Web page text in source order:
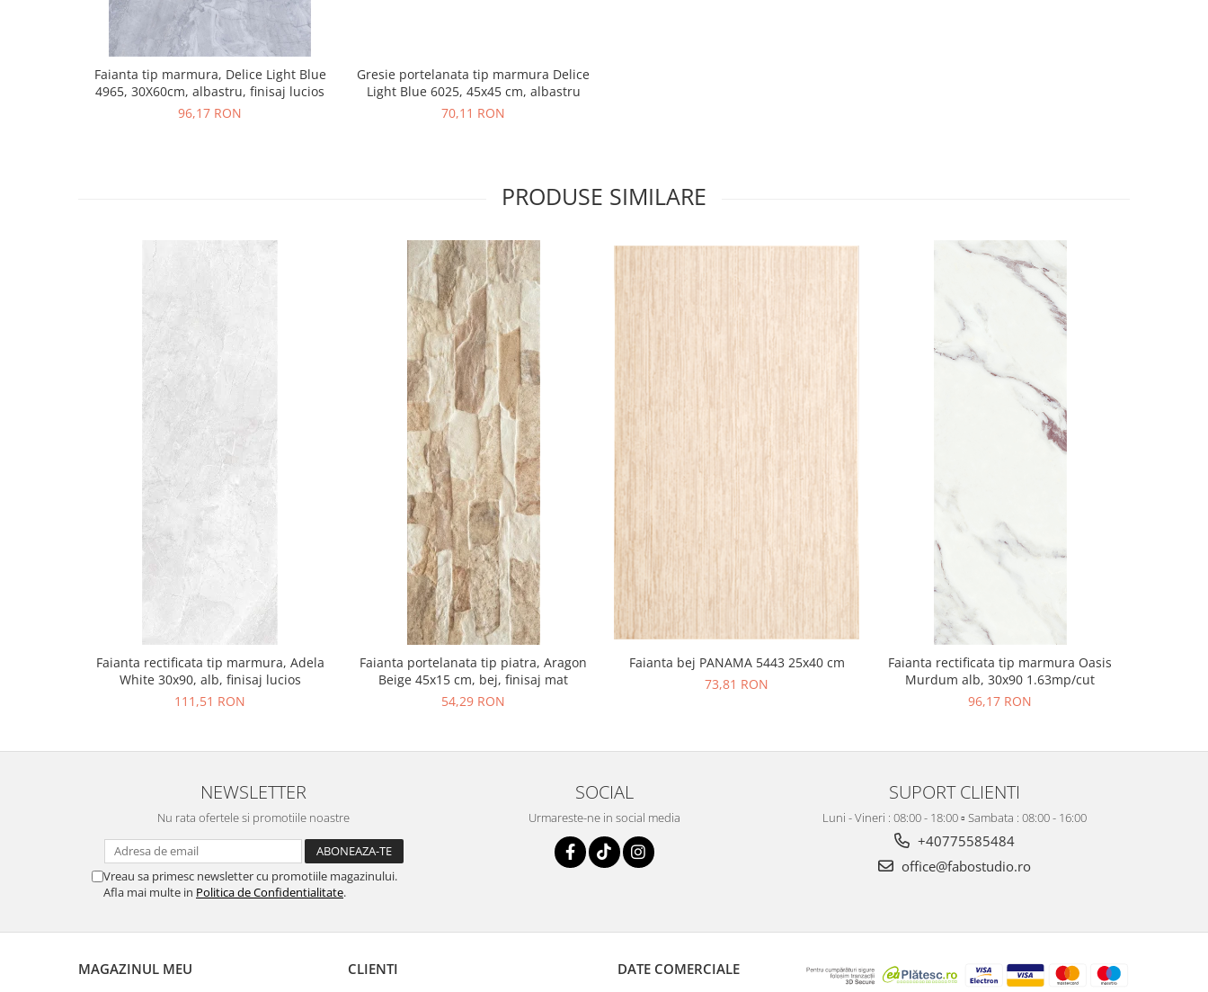
Faianta tip marmura, Delice Light Blue
4965, 30X60cm, albastru, finisaj lucios
96,17 RON
Gresie portelanata tip marmura Delice
Light Blue 6025, 45x45 cm, albastru
70,11 RON
PRODUSE SIMILARE
Faianta rectificata tip marmura, Adela
White 30x90, alb, finisaj lucios
111,51 RON
Faianta portelanata tip piatra, Aragon
Beige 45x15 cm, bej, finisaj mat
54,29 RON
Faianta bej PANAMA 5443 25x40 cm
73,81 RON
Faianta rectificata tip marmura Oasis
Murdum alb, 30x90 1.63mp/cut
96,17 RON
NEWSLETTER
Nu rata ofertele si promotiile noastre
Vreau sa primesc newsletter cu promotiile magazinului.
Afla mai multe in Politica de Confidentialitate.
SOCIAL
Urmareste-ne in social media
SUPORT CLIENTI
Luni - Vineri : 08:00 - 18:00 ▫️ Sambata : 08:00 - 16:00
+40775585484
office@fabostudio.ro
MAGAZINUL MEU CLIENTI DATE COMERCIALE